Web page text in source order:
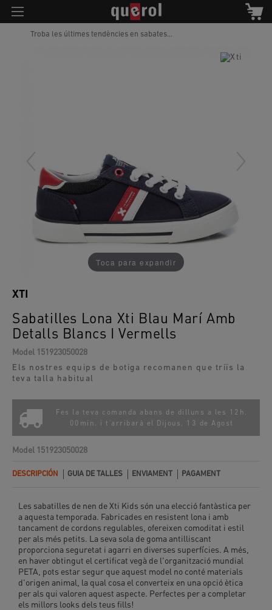
Troba les últimes tendències en sabates...
Toca para expandir
Sabatilles Lona Xti Blau Marí Amb
Detalls Blancs I Vermells
XTI
Model 151923050028
Els nostres equips de botiga recomanen que triïs la
teva talla habitual
Fes la teva comanda abans de dilluns a les 12h.
00min. i t'arribarà el
Dijous, 13 de Agost
Model 151923050028
DESCRIPCIÓN GUIA DE TALLES ENVIAMENT PAGAMENT
Les sabatilles de nen de Xti Kids són una elecció fantàstica per
a aquesta temporada. Fabricades en resistent lona i amb
tancament de cordons regulables, ofereixen comoditat i estil
per als més petits. La seva sola de goma antilliscant
proporciona seguretat i agarri en diverses superfícies. A més,
en haver obtingut el certificat vegà de l'organització mundial
PETA, pots estar segur que aquest model no conté materials
d'origen animal, la qual cosa el converteix en una opció ètica
per als qui valoren aquest aspecte. Perfectes per a completar
els millors looks dels teus fills!